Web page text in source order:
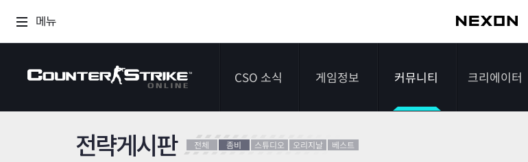
메뉴
CSO 소식
공지사항
게임정보
가이드
커뮤니티 크리에이터
전략게시판 전체 좀비 스튜디오 오리지날 베스트